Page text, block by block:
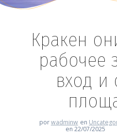
Кракен
рабочее
вход и
porwadminw en
en 22/07/2025